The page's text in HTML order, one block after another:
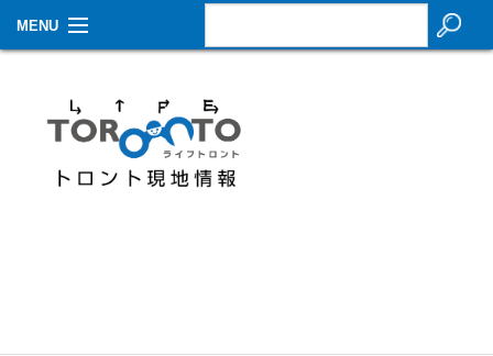
MENU
生活情報
その他